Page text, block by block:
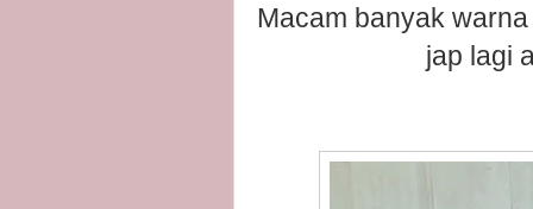
Macam banyak
jap lagi